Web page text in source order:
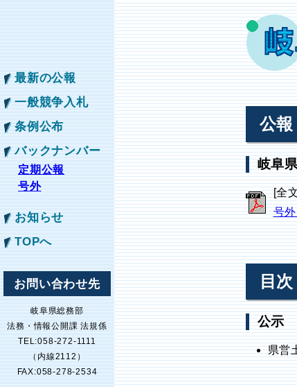
最新の公報
一般競争入札
条例公布
バックナンバー
定期公報
号外
お知らせ
TOPへ
お問い合わせ先
岐阜県総務部
法務・情報公開課 法規係
TEL:058-272-1111
（内線2112）
FAX:058-278-2534
公報
岐阜
[全
号
目次
公示
県営